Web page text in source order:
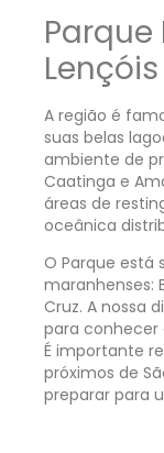
A região é
suas belas
ambiente de
Caatinga e
áreas de
oceânica
O Parque está
maranhenses:
Cruz. A nossa
para conhecer
É importante
próximos de
preparar para